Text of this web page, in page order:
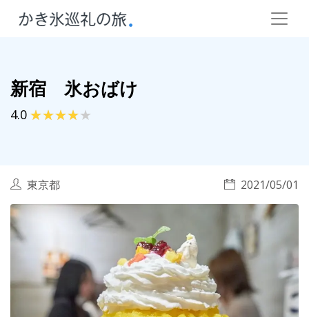
新宿 氷おばけ
4.0
東京都 2021/05/01